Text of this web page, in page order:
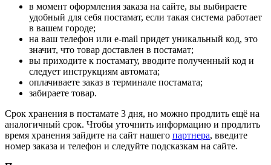
в момент оформления заказа на сайте, вы выбираете
удобный для себя постамат, если такая система работает
в вашем городе;
на ваш телефон или e-mail придет уникальный код, это
значит, что товар доставлен в постамат;
вы приходите к постамату, вводите полученный код и
следует инструкциям автомата;
оплачиваете заказ в терминале постамата;
забираете товар.
Срок хранения в постамате 3 дня, но можно продлить ещё на
аналогичный срок. Чтобы уточнить информацию и продлить
время хранения зайдите на сайт нашего партнера, введите
номер заказа и телефон и следуйте подсказкам на сайте.